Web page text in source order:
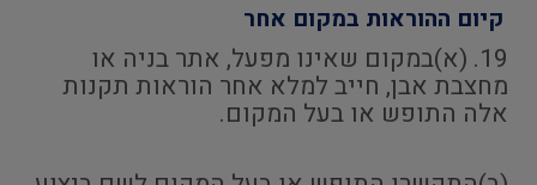
קיום ההוראות במקום אחר
19. (א)במקום שאינו מפעל, אתר בניה או
מחצבת אבן, חייב למלא אחר הוראות תקנות
אלה התופש או בעל המקום.